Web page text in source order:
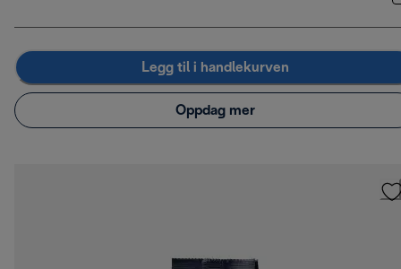
Legg til i handlekurven
Oppdag mer